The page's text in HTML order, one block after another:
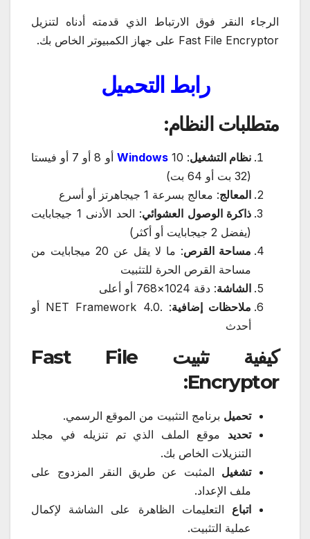
الرجاء النقر فوق الارتباط الذي قدمته أدناه لتنزيل
Fast File Encryptor على جهاز الكمبيوتر الخاص بك.
رابط التحميل
متطلبات النظام:
نظام التشغيل:
Windows
10 أو 8 أو 7 أو فيستا
(32 بت أو 64 بت)
المعالج: معالج بسرعة 1 جيجاهرتز أو أسرع
ذاكرة الوصول العشوائي
: الحد الأدنى 1 جيجابايت
(يفضل 2 جيجابايت أو أكثر)
مساحة القرص
: ما لا يقل عن 20 ميجابايت من
مساحة القرص الحرة للتثبيت
الشاشة: دقة 1024×768 أو أعلى
ملاحظات إضافية
: .NET Framework 4.0 أو
أحدث
كيفية تثبيت Fast File
Encryptor:
تحميل برنامج التثبيت من الموقع الرسمي.
تحديد موقع الملف الذي تم تنزيله في مجلد
التنزيلات الخاص بك.
تشغيل المثبت عن طريق النقر المزدوج على
ملف الإعداد.
اتباع التعليمات الظاهرة على الشاشة لإكمال
عملية التثبيت.